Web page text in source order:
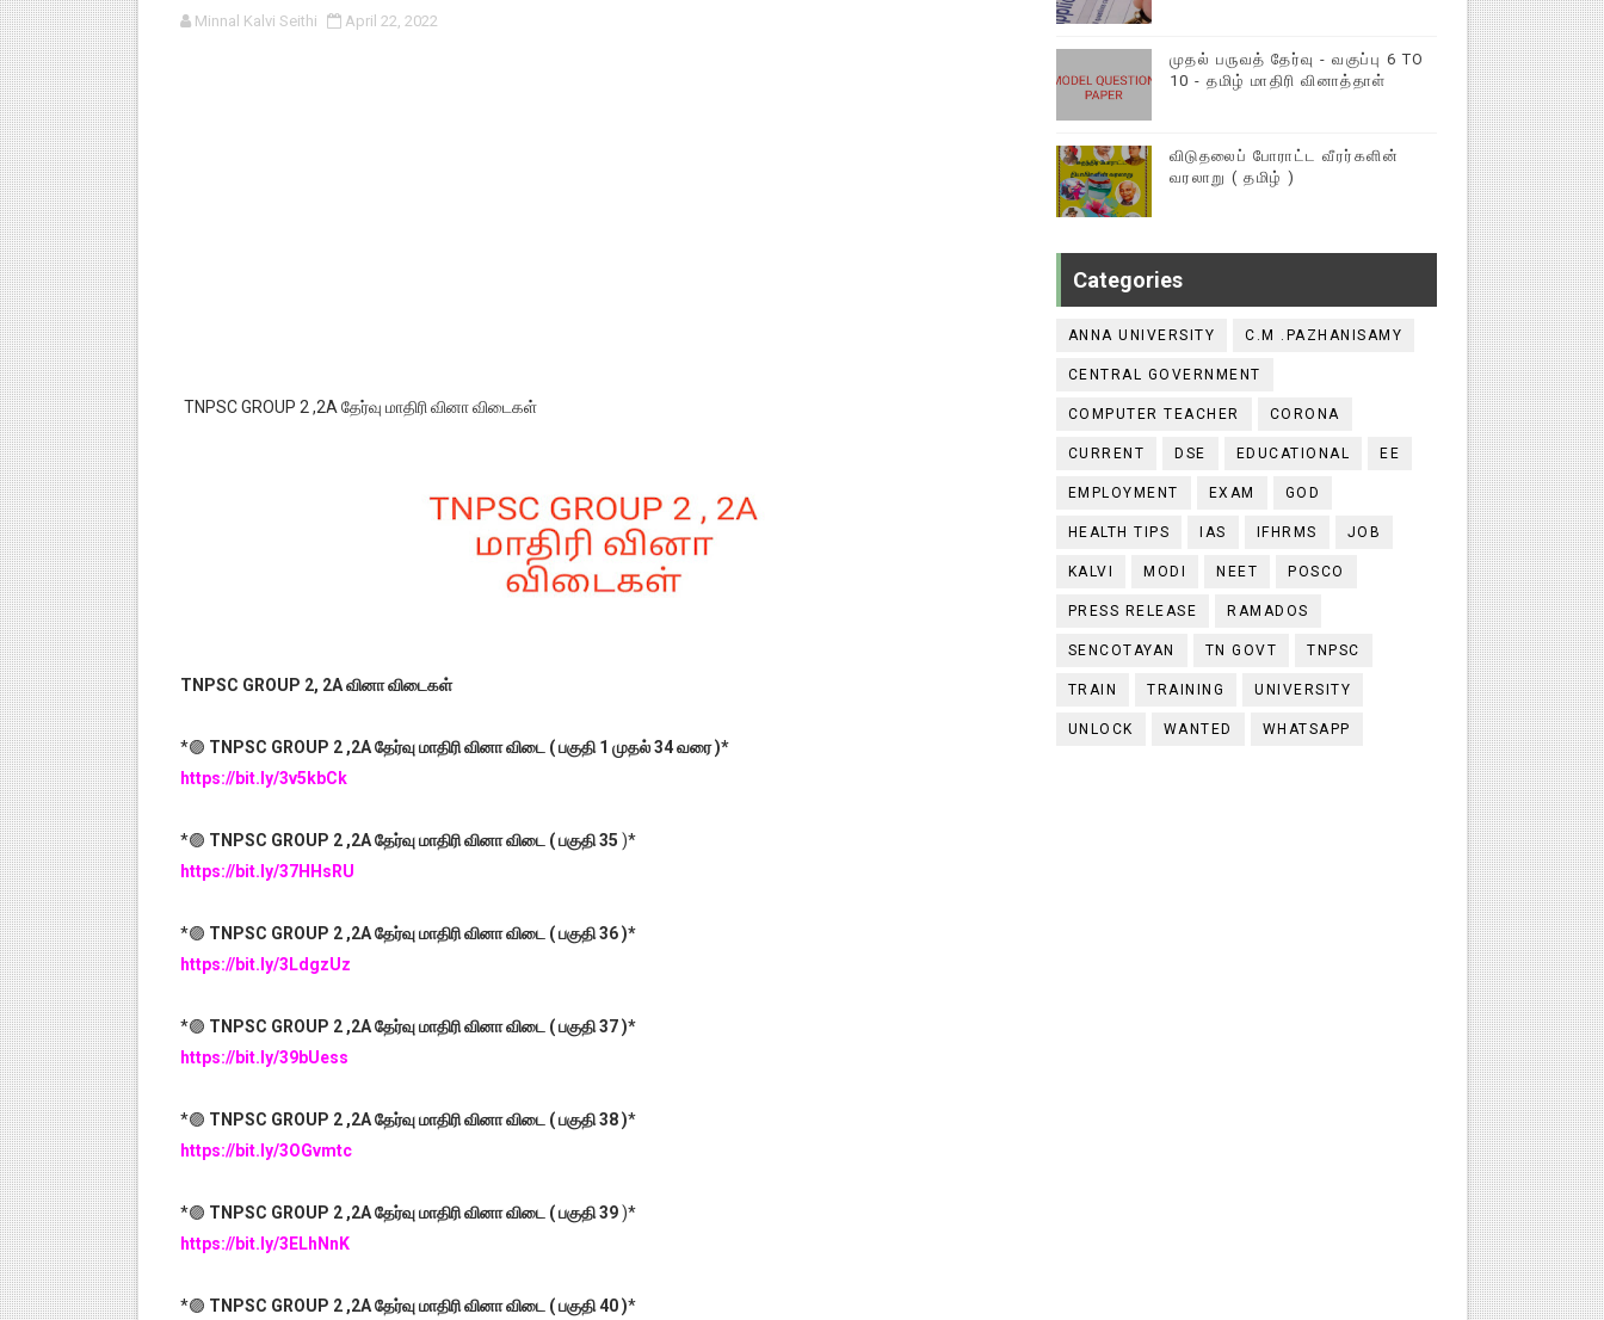
பள்ளி காலை வழிபாட்டுச் செயல்பாடுகள் - டிசம்பர் 17
Minnal Kalvi Seithi April 22, 2022
TNPSC GROUP 2 ,2A தேர்வு மாதிரி வினா விடைகள்
TNPSC GROUP 2, 2A வினா விடைகள்
*🟣 TNPSC GROUP 2 ,2A தேர்வு மாதிரி வினா விடை ( பகுதி 1 முதல் 34 வரை )*
https://bit.ly/3v5kbCk
*🟣 TNPSC GROUP 2 ,2A தேர்வு மாதிரி வினா விடை ( பகுதி 35 )*
https://bit.ly/37HHsRU
*🟣 TNPSC GROUP 2 ,2A தேர்வு மாதிரி வினா விடை ( பகுதி 36 )*
https://bit.ly/3LdgzUz
*🟣 TNPSC GROUP 2 ,2A தேர்வு மாதிரி வினா விடை ( பகுதி 37 )*
https://bit.ly/39bUess
*🟣 TNPSC GROUP 2 ,2A தேர்வு மாதிரி வினா விடை ( பகுதி 38 )*
https://bit.ly/3OGvmtc
*🟣 TNPSC GROUP 2 ,2A தேர்வு மாதிரி வினா விடை ( பகுதி 39)*
https://bit.ly/3ELhNnK
*🟣 TNPSC GROUP 2 ,2A தேர்வு மாதிரி வினா விடை ( பகுதி 40 )*
முதல் பருவத் தேர்வு - வகுப்பு 6 TO
10 - தமிழ் மாதிரி வினாத்தாள்
விடுதலைப் போராட்ட வீரர்களின்
வரலாறு ( தமிழ் )
Categories
ANNA UNIVERSITY C.M .PAZHANISAMY
CENTRAL GOVERNMENT
COMPUTER TEACHER CORONA
CURRENT DSE EDUCATIONAL EE
EMPLOYMENT EXAM GOD
HEALTH TIPS IAS IFHRMS JOB
KALVI MODI NEET POSCO
PRESS RELEASE RAMADOS
SENCOTAYAN TN GOVT TNPSC
TRAIN TRAINING UNIVERSITY
UNLOCK WANTED WHATSAPP